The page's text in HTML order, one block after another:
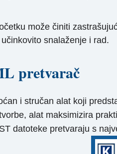
može činiti
snalaženje i rad.
pretvarač
i stručan alat koji
alat maksimizira
datoteke pretvaraju s